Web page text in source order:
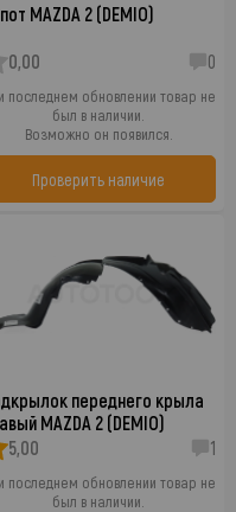
MAZDA 2 (DEMIO)
0,00 0
последнем обновлении товар не
был в наличии.
Возможно он появился.
Проверить наличие
переднего крыла
MAZDA 2 (DEMIO)
5,00
1
последнем обновлении товар не
был в наличии.